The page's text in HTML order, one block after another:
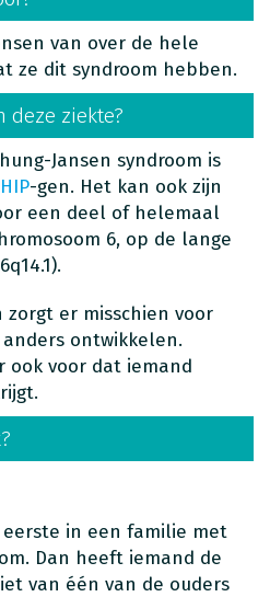
van over de hele
ze dit syndroom hebben.
deze ziekte?
Jansen syndroom is
-gen. Het kan ook zijn
een deel of helemaal
6, op de lange
zorgt er misschien voor
ontwikkelen.
ook voor dat iemand
in een familie met
Dan heeft iemand de
van één van de ouders